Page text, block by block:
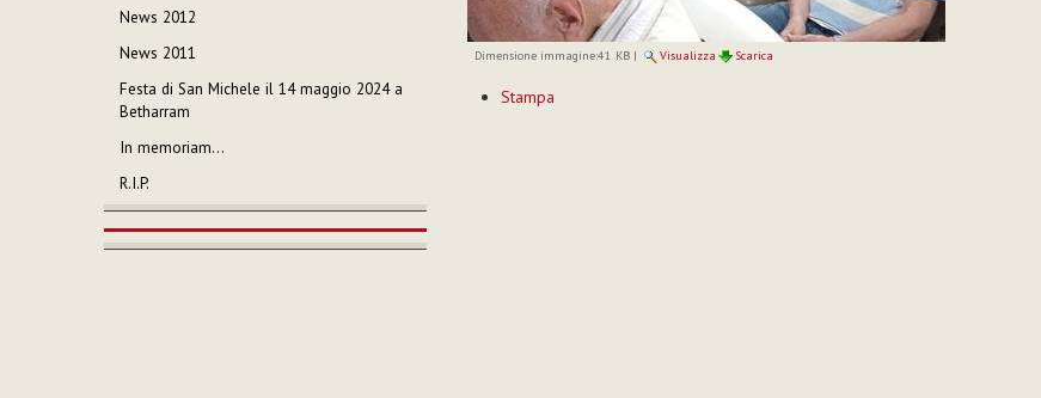
News 2012
News 2011
Festa di San Michele il 14 maggio 2024 a
Betharram
In memoriam…
R.I.P.
Dimensione immagine:41 KB| Visualizza Scarica
sul
Stampa